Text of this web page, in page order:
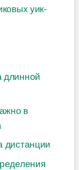
уик-
длинной
в
дистанции